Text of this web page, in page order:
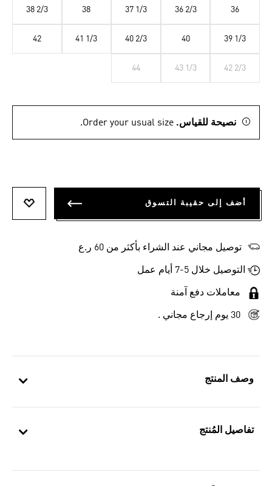
وصف المنتج
تفاصيل المُنتج
36
36 2/3
37 1/3
38
38 2/3
39 1/3
40
40 2/3
41 1/3
42
42 2/3
43 1/3
44
نصيحة للقياس. Order your usual size.
أضف إلى حقيبة التسوق
توصيل مجاني عند الشراء بأكثر من 60 ر.ع
التوصيل خلال 5-7 أيام عمل
معاملات دفع آمنة